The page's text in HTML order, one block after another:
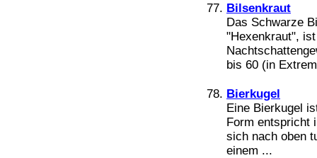
Bilsenkraut
Das Schwarze
"Hexenkraut",
bis 60 (in
Bierkugel
Eine Bierkugel
Form entspricht
sich nach oben
einem ...